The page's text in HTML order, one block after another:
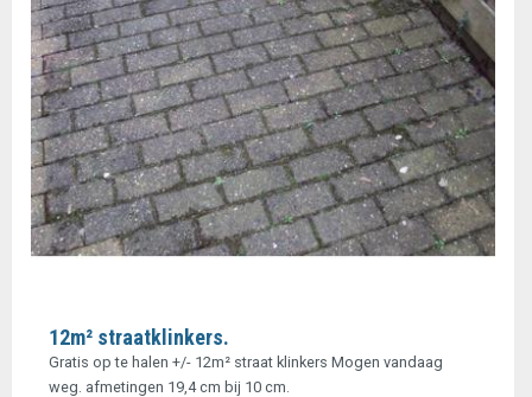
12m² straatklinkers.
Gratis op te halen +/- 12m² straat klinkers Mogen vandaag
weg. afmetingen 19,4 cm bij 10 cm.